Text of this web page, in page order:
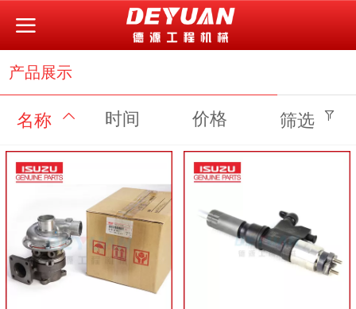
产品展示
名称 时间 价格 筛选